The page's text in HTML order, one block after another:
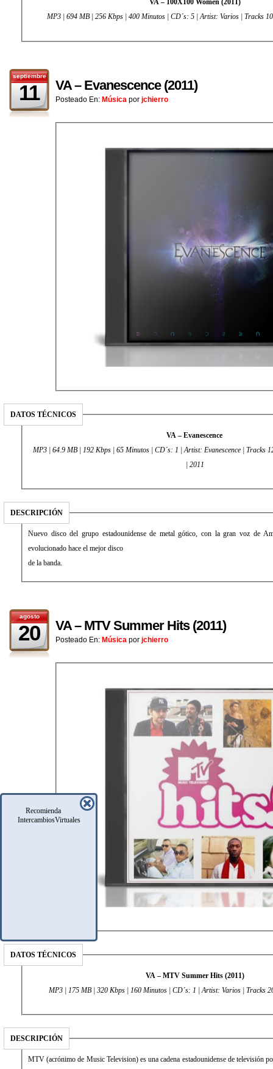
Recomienda
IntercambiosVirtuales
VA – 100X100 Women (2011)
MP3 | 694 MB | 256 Kbps | 400 Minutos | CD´s: 5 | Artist: Varios | Tracks
septiembre
11 VA – Evanescence (2011)
Posteado En: Música por jchierro
DATOS TÉCNICOS
VA – Evanescence
MP3 | 64.9 MB | 192 Kbps | 65 Minutos | CD´s: 1 | Artist: Evanescence | Tracks
| 2011
DESCRIPCIÓN
Nuevo disco del grupo estadounidense de metal gótico, con la gran voz de
evolucionado hace el mejor disco
de la banda.
agosto
20 VA – MTV Summer Hits (2011)
Posteado En: Música por jchierro
DATOS TÉCNICOS
VA – MTV Summer Hits (2011)
MP3 | 175 MB | 320 Kbps | 160 Minutos | CD´s: 1 | Artist: Varios | Tracks
DESCRIPCIÓN
MTV (acrónimo de Music Television) es una cadena estadounidense de televisión